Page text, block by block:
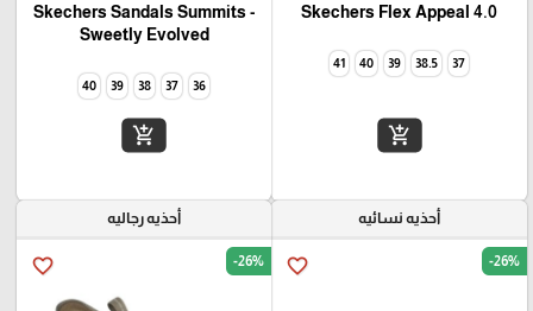
Skechers Flex Appeal 4.0‏
37
38.5
39
40
41
add_shopping_cart
Skechers Sandals Summits -
Sweetly Evolved‏
36
37
38
39
40
add_shopping_cart
أحذيه نسائيه
favorite_border -26%
أحذيه رجاليه
favorite_border -26%